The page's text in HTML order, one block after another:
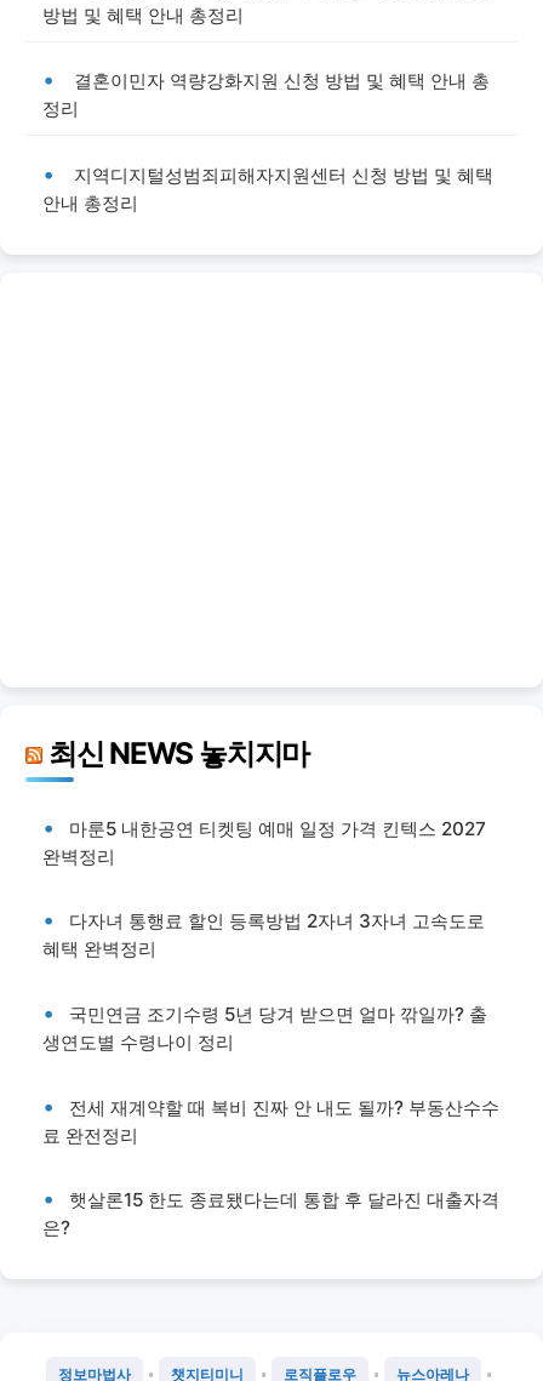
방법 및 혜택 안내 총정리
결혼이민자 역량강화지원 신청 방법 및 혜택 안내 총
정리
지역디지털성범죄피해자지원센터 신청 방법 및 혜택
안내 총정리
최신 NEWS 놓치지마
마룬5 내한공연 티켓팅 예매 일정 가격 킨텍스 2027
완벽정리
다자녀 통행료 할인 등록방법 2자녀 3자녀 고속도로
혜택 완벽정리
국민연금 조기수령 5년 당겨 받으면 얼마 깎일까? 출
생연도별 수령나이 정리
전세 재계약할 때 복비 진짜 안 내도 될까? 부동산수수
료 완전정리
햇살론15 한도 종료됐다는데 통합 후 달라진 대출자격
은?
정보마법사 • 챗지티미니 • 로직플로우 • 뉴스아레나 •